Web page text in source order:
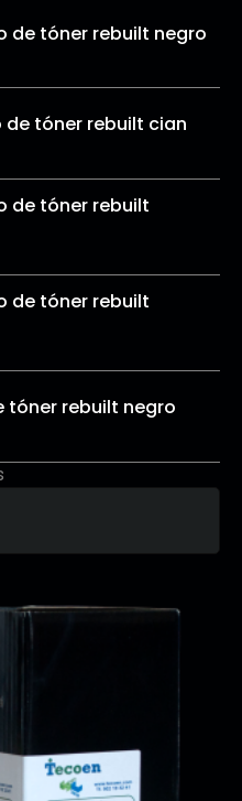
de tóner rebuilt negro
de tóner rebuilt cian
de tóner rebuilt
de tóner rebuilt
tóner rebuilt negro